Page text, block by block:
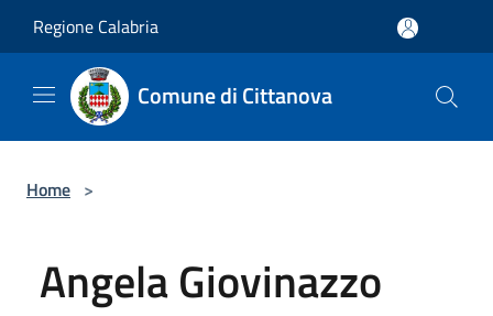
Regione Calabria
Comune di Cittanova
Home >
Angela Giovinazzo